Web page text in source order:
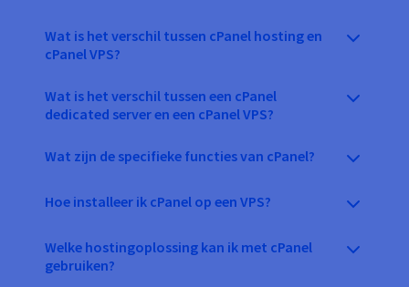
Wat is het verschil tussen cPanel hosting en
cPanel VPS?
Wat is het verschil tussen een cPanel
dedicated server en een cPanel VPS?
Wat zijn de specifieke functies van cPanel?
Hoe installeer ik cPanel op een VPS?
Welke hostingoplossing kan ik met cPanel
gebruiken?